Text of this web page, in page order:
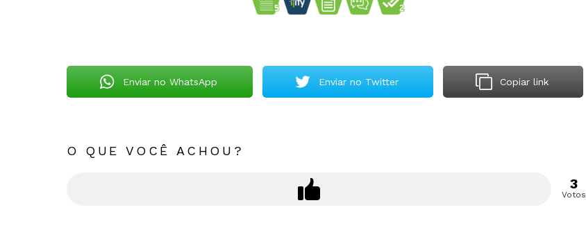
Enviar no WhatsApp Enviar no Twitter Copiar link
O QUE VOCÊ ACHOU?
3
Votos